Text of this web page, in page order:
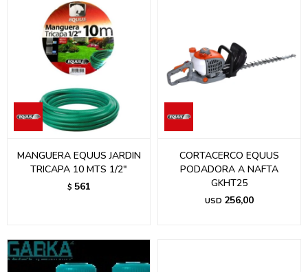
MANGUERA EQUUS JARDIN
TRICAPA 10 MTS 1/2"
$ 561
CORTACERCO EQUUS
PODADORA A NAFTA
GKHT25
USD 256,00